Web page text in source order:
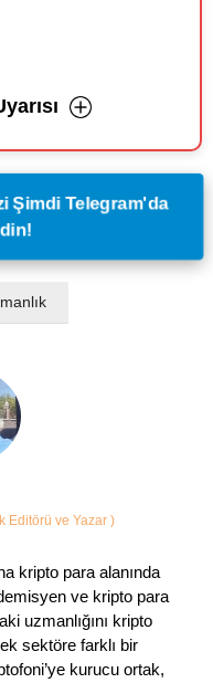
Şimdi Telegram'da
Editörü ve Yazar )
kripto para alanında
ve kripto para
uzmanlığını kripto
sektöre farklı bir
kurucu ortak,